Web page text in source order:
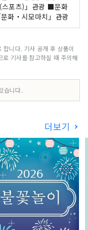
스포츠)」관광 ■문화
화・시모마치」관광
니다. 기사 공개 후 상품이
기사를 참고하실 때 주의해
습니다.
더보기